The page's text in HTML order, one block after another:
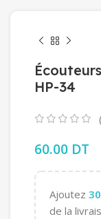
HP-34
(
60.00 DT
Ajoutez
de la